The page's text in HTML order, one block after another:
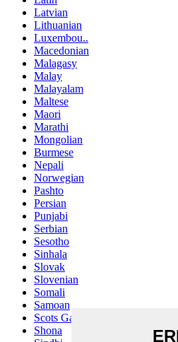
Latvian
Lithuanian
Luxembou..
Macedonian
Malagasy
Malay
Malayalam
Maltese
Maori
Marathi
Mongolian
Burmese
Nepali
Norwegian
Pashto
Persian
Punjabi
Serbian
Sesotho
Sinhala
Slovak
Slovenian
Somali
Samoan
Scots Gaelic
Shona